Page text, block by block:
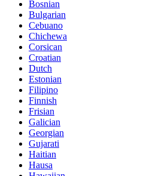
Bosnian
Bulgarian
Cebuano
Chichewa
Corsican
Croatian
Dutch
Estonian
Filipino
Finnish
Frisian
Galician
Georgian
Gujarati
Haitian
Hausa